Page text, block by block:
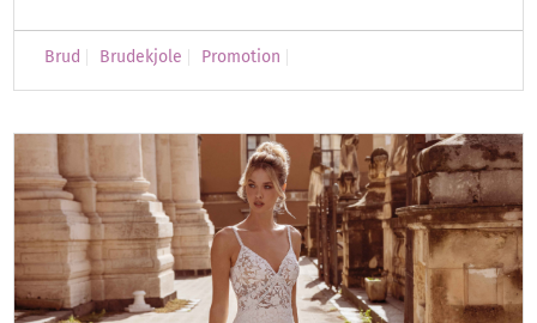
Brud Brudekjole Promotion